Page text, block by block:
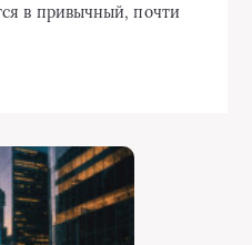
в привычный, почти